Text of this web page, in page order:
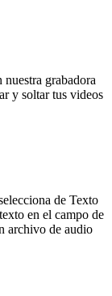
grabadora
y soltar tus videos
de Texto
en el campo de
archivo de audio